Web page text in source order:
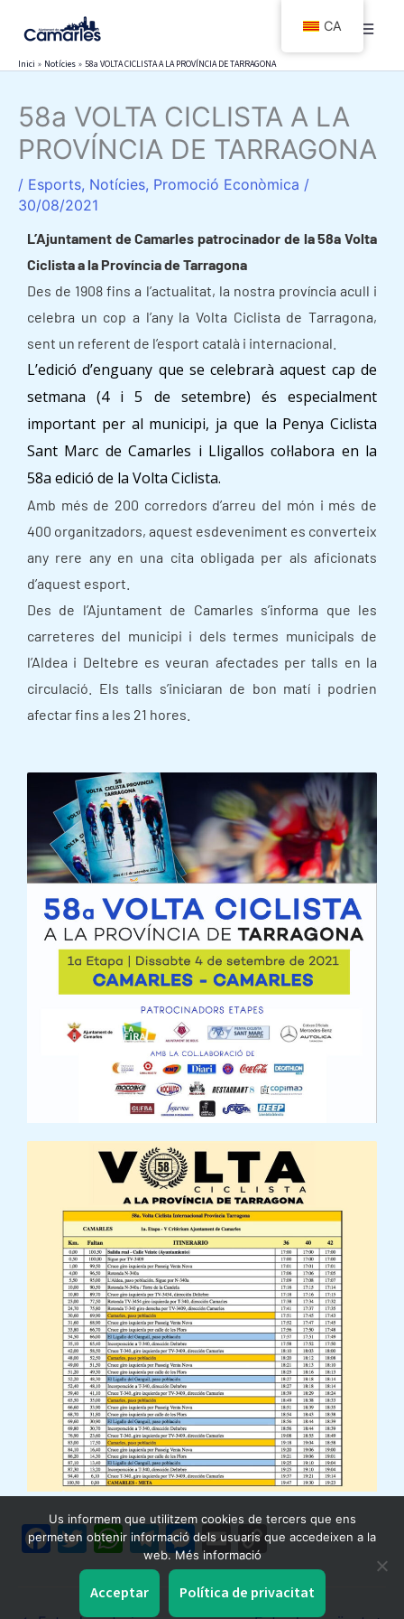
contingut
Inici Notícies 58a VOLTA CICLISTA A LA PROVÍNCIA DE TARRAGONA
58a VOLTA CICLISTA A LA
PROVÍNCIA DE TARRAGONA
/ Esports, Notícies, Promoció Econòmica /
30/08/2021
L’Ajuntament de Camarles patrocinador de la 58a Volta
Ciclista a la Província de Tarragona
Des de 1908 fins a l’actualitat, la nostra província acull i
celebra un cop a l’any la Volta Ciclista de Tarragona,
sent un referent de l’esport català i internacional.
L’edició d’enguany que se celebrarà aquest cap de
setmana (4 i 5 de setembre) és especialment
important per al municipi, ja que la Penya Ciclista
Sant Marc de Camarles i Lligallos col·labora en la
58a edició de la Volta Ciclista.
Amb més de 200 corredors d’arreu del món i més de
400 organitzadors, aquest esdeveniment es converteix
any rere any en una cita obligada per als aficionats
d’aquest esport.
Des de l’Ajuntament de Camarles s’informa que les
carreteres del municipi i dels termes municipals de
l’Aldea i Deltebre es veuran afectades per talls en la
circulació. Els talls s’iniciaran de bon matí i podrien
afectar fins a les 21 hores.
F T
w
itt
W
h
at
T
el
M
e
s
E
m
ai
C
o
p
CA
Us informem que utilitzem cookies de tercers que ens
permeten obtenir informació dels usuaris que accedeixen a la
web. Més informació
Acceptar Política de privacitat